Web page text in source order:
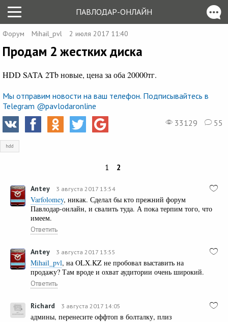
ПАВЛОДАР-ОНЛАЙН
Форум Mihail_pvl 2 июля 2017 11:40
Продам 2 жестких диска
HDD SATA 2Tb новые, цена за оба 20000тг.
Мы отправим новости на ваш телефон. Подписывайтесь в
Telegram @pavlodaronline
33129
55
hdd
1 2
Antey 3 августа 2017 13:54
Varfolomey, никак. Сделал бы кто прежний форум
Павлодар-онлайн, и свалить туда. А пока терпим того, что
имеем.
Ответить
Antey 3 августа 2017 13:55
Mihail_pvl, на OLX.KZ не пробовал выставить на
продажу? Там вроде и охват аудитории очень широкий.
Ответить
Richard 3 августа 2017 14:05
админы, перенесите оффтоп в болталку, плиз